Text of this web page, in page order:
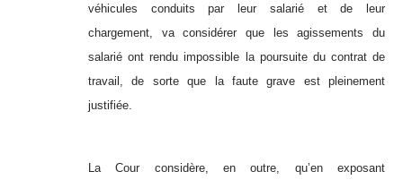
véhicules conduits par leur salarié et de leur
chargement, va considérer que les agissements du
salarié ont rendu impossible la poursuite du contrat de
travail, de sorte que la faute grave est pleinement
justifiée.
La Cour considère, en outre, qu’en exposant